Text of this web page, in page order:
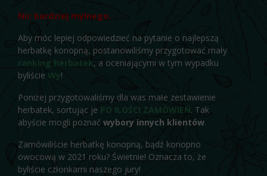
Nic bardziej mylnego.
Aby móc lepiej odpowiedzieć na pytanie o najlepszą
herbatkę konopną, postanowiliśmy przygotować mały
ranking herbatek, a oceniającymi w tym wypadku
byliście Wy!
Poniżej przygotowaliśmy dla was małe zestawienie
herbatek, sortując je PO ILOŚCI ZAMÓWIEŃ. Tak
abyście mogli poznać wybory innych klientów.
Zamówiliście herbatkę konopną, bądź konopno
owocową w 2021 roku? Świetnie! Oznacza to, że
byliście członkami naszego jury!